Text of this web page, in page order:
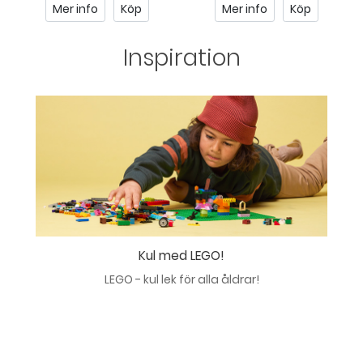
Mer info
Köp
Mer info
Köp
Inspiration
Kul med LEGO!
LEGO - kul lek för alla åldrar!